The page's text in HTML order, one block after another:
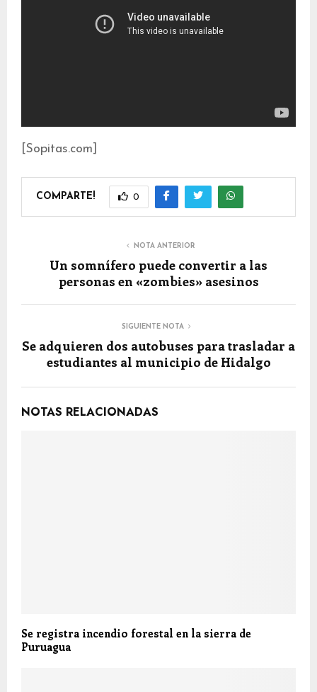
[Sopitas.com]
COMPARTE! 0
NOTA ANTERIOR
Un somnífero puede convertir a las
personas en «zombies» asesinos
SIGUIENTE NOTA
Se adquieren dos autobuses para trasladar a
estudiantes al municipio de Hidalgo
NOTAS RELACIONADAS
Se registra incendio forestal en la sierra de
Puruagua